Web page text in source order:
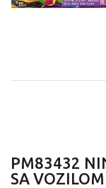
PM83432
SA VOZILOM